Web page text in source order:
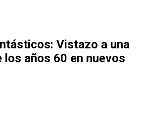
Vistazo a una
los años 60 en nuevos